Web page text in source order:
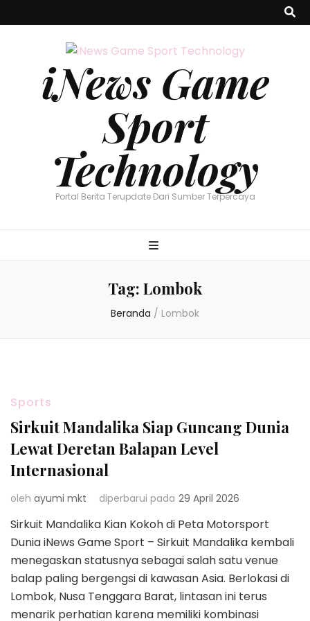
iNews Game
Sport
Technology
Portal Berita Terupdate Dari Sumber Terpercaya
Tag: Lombok
Beranda / Lombok
Sports
Sirkuit Mandalika Siap Guncang Dunia
Lewat Deretan Balapan Level
Internasional
oleh ayumi mkt diperbarui pada 29 April 2026
Sirkuit Mandalika Kian Kokoh di Peta Motorsport
Dunia iNews Game Sport – Sirkuit Mandalika kembali
menegaskan statusnya sebagai salah satu venue
balap paling bergengsi di kawasan Asia. Berlokasi di
Lombok, Nusa Tenggara Barat, lintasan ini terus
menarik perhatian karena memiliki kombinasi